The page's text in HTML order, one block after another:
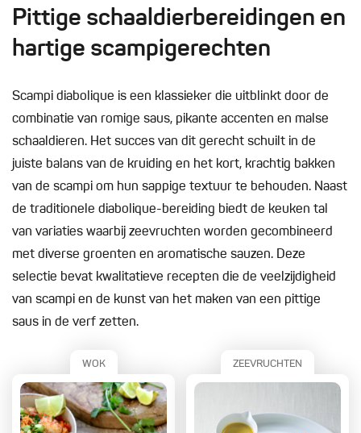
Pittige schaaldierbereidingen en
hartige scampigerechten
Scampi diabolique is een klassieker die uitblinkt door de
combinatie van romige saus, pikante accenten en malse
schaaldieren. Het succes van dit gerecht schuilt in de
juiste balans van de kruiding en het kort, krachtig bakken
van de scampi om hun sappige textuur te behouden. Naast
de traditionele diabolique-bereiding biedt de keuken tal
van variaties waarbij zeevruchten worden gecombineerd
met diverse groenten en aromatische sauzen. Deze
selectie bevat kwalitatieve recepten die de veelzijdigheid
van scampi en de kunst van het maken van een pittige
saus in de verf zetten.
WOK ZEEVRUCHTEN